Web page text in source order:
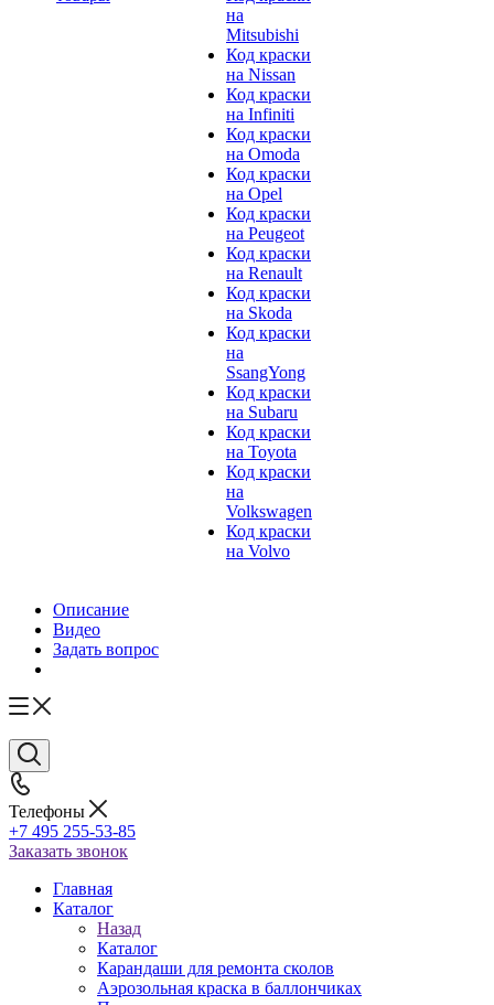
на
Mitsubishi
Код краски
на Nissan
Код краски
на Infiniti
Код краски
на Omoda
Код краски
на Opel
Код краски
на Peugeot
Код краски
на Renault
Код краски
на Skoda
Код краски
на
SsangYong
Код краски
на Subaru
Код краски
на Toyota
Код краски
на
Volkswagen
Код краски
на Volvo
Описание
Видео
Задать вопрос
Телефоны
+7 495 255-53-85
Заказать звонок
Главная
Каталог
Назад
Каталог
Карандаши для ремонта сколов
Аэрозольная краска в баллончиках